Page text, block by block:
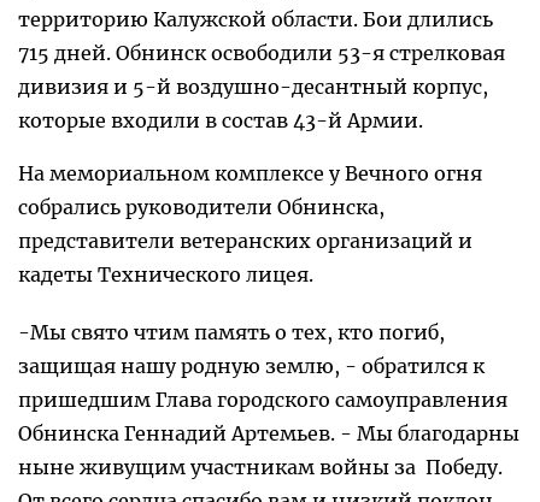
территорию Калужской области. Бои длились
715 дней. Обнинск освободили 53-я стрелковая
дивизия и 5-й воздушно-десантный корпус,
которые входили в состав 43-й Армии.
На мемориальном комплексе у Вечного огня
собрались руководители Обнинска,
представители ветеранских организаций и
кадеты Технического лицея.
-Мы свято чтим память о тех, кто погиб,
защищая нашу родную землю, - обратился к
пришедшим Глава городского самоуправления
Обнинска Геннадий Артемьев. - Мы благодарны
ныне живущим участникам войны за Победу.